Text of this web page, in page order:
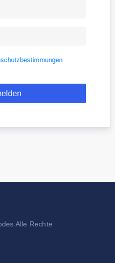
Alle Rechte